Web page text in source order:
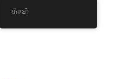
ਪੰਜਾਬੀ